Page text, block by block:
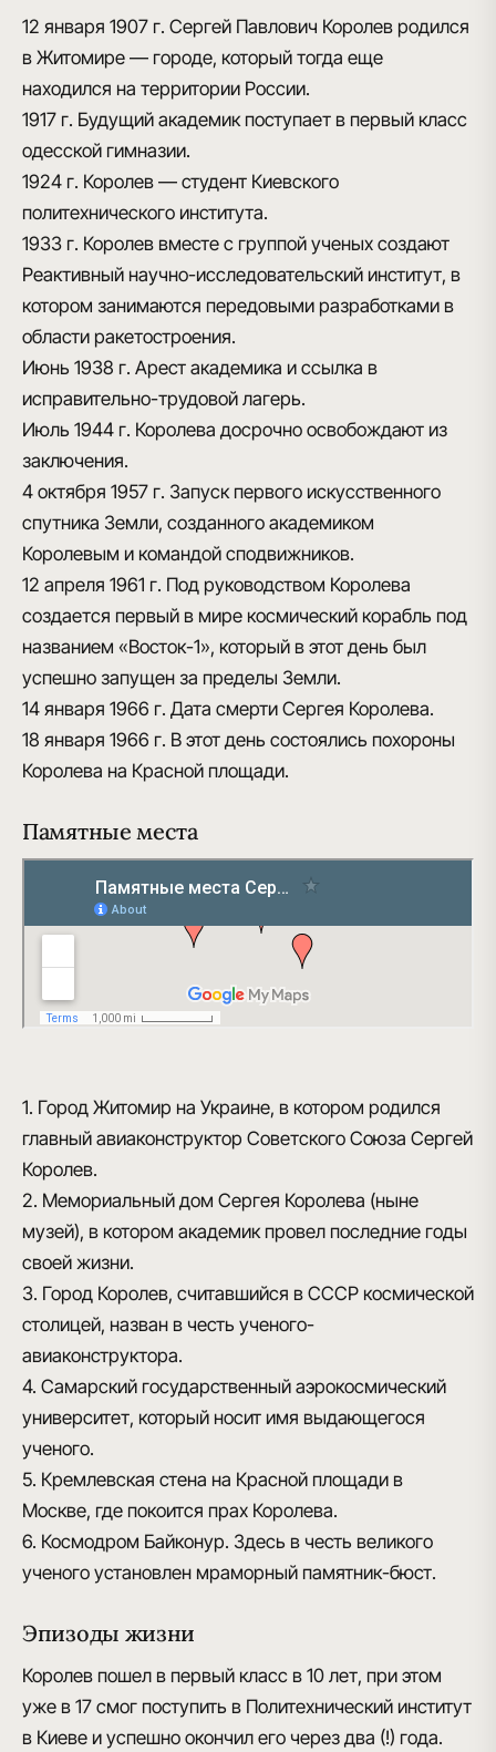
12 января 1907 г. Сергей Павлович Королев родился
в Житомире — городе, который тогда еще
находился на территории России.
1917 г. Будущий академик поступает в первый класс
одесской гимназии.
1924 г. Королев — студент Киевского
политехнического института.
1933 г. Королев вместе с группой ученых создают
Реактивный научно-исследовательский институт, в
котором занимаются передовыми разработками в
области ракетостроения.
Июнь 1938 г. Арест академика и ссылка в
исправительно-трудовой лагерь.
Июль 1944 г. Королева досрочно освобождают из
заключения.
4 октября 1957 г. Запуск первого искусственного
спутника Земли, созданного академиком
Королевым и командой сподвижников.
12 апреля 1961 г. Под руководством Королева
создается первый в мире космический корабль под
названием «Восток-1», который в этот день был
успешно запущен за пределы Земли.
14 января 1966 г. Дата смерти Сергея Королева.
18 января 1966 г. В этот день состоялись похороны
Королева на Красной площади.
Памятные места
1. Город Житомир на Украине, в котором родился
главный авиаконструктор Советского Союза Сергей
Королев.
2. Мемориальный дом Сергея Королева (ныне
музей), в котором академик провел последние годы
своей жизни.
3. Город Королев, считавшийся в СССР космической
столицей, назван в честь ученого-
авиаконструктора.
4. Самарский государственный аэрокосмический
университет, который носит имя выдающегося
ученого.
5. Кремлевская стена на Красной площади в
Москве, где покоится прах Королева.
6. Космодром Байконур. Здесь в честь великого
ученого установлен мраморный памятник-бюст.
Эпизоды жизни
Королев пошел в первый класс в 10 лет, при этом
уже в 17 смог поступить в Политехнический институт
в Киеве и успешно окончил его через два (!) года.